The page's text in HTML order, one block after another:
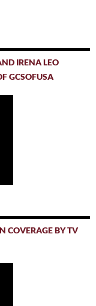
IRENA LEO
GCSOFUSA
COVERAGE BY TV